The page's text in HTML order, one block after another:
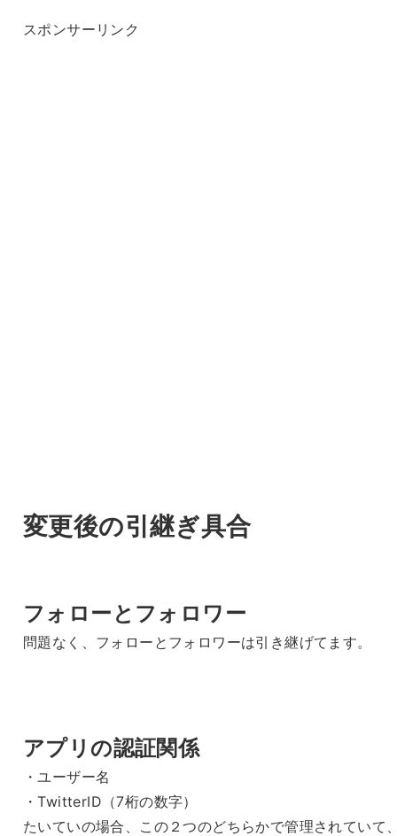
スポンサーリンク
変更後の引継ぎ具合
フォローとフォロワー
問題なく、フォローとフォロワーは引き継げてます。
アプリの認証関係
・ユーザー名
・TwitterID（7桁の数字）
たいていの場合、この２つのどちらかで管理されていて